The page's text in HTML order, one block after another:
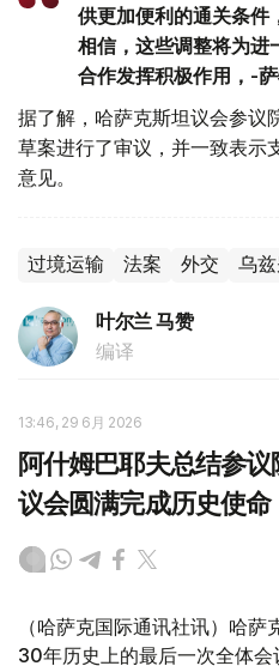
供更加便利的通关条件
相信，这些调整将为进
合作发挥积极作用，-萨
据了解，哈萨克斯坦议会参议
草案进行了审议，并一致表示
意见。
过境运输 法案 外交 乌
叶尔兰 马赞
编译
13:46, 29 6月 2026
阿什姆巴耶夫总结参
议会圆满完成历史使命
（哈萨克国际通讯社讯）哈萨
30年历史上的最后一次全体会